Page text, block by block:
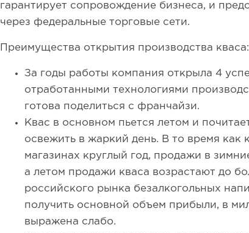
гарантирует сопровождение бизнеса, и
через федеральные торговые сети.
Преимущества открытия производства кваса:
За годы работы компания открыла 4
отработанными технологиями
готова поделиться с франчайзи.
Квас в основном пьется летом и
освежить в жаркий день. В то время как
магазинах круглый год, продажи в
а летом продажи кваса возрастают до
российского рынка безалкогольных
получить основной объем прибыли, в
выражена слабо.